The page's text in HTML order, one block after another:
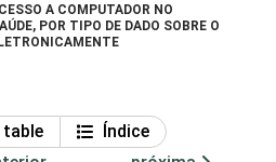
A COMPUTADOR NO
POR TIPO DE DADO SOBRE O
table
Índice